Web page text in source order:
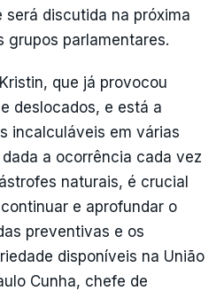
será discutida na próxima
grupos parlamentares.
que já provocou
deslocados, e está a
incalculáveis em várias
a ocorrência cada vez
naturais, é crucial
e aprofundar o
preventivas e os
disponíveis na União
Cunha, chefe de